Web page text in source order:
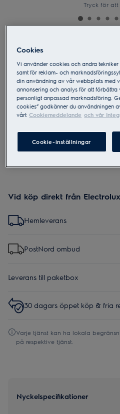
Tryck för att
Assistent 700
4.6 (107)
Säkerhetsinstruktioner och
förordning 2023/988 finns
manualen för säker användning
Vid köp direkt från
Hemleverans
PostNord ombud
Leverans till paketbox
30 dagars öppet köp & fria
Varje tjänst kan ha lokala
på respektive tjänst.
Nyckelspecifikationer
Cookies
Vi använder cookies och andra
samt för reklam- och
din användning av vår webbplats med
annonsering och analys för att
personligt anpassad marknadsföring.
cookies” godkänner du användningen
vårt Cookiemeddelande och vår
Cookie-inställningar